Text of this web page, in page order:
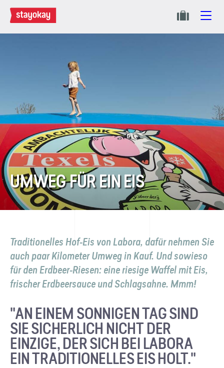
UMWEG FÜR EIN EIS
Traditionelles Hof-Eis von Labora, dafür nehmen Sie
auch paar Kilometer Umweg in Kauf. Und sowieso
für den Erdbeer-Riesen: eine riesige Waffel mit Eis,
frischer Erdbeersauce und Schlagsahne. Mmm!
"AN EINEM SONNIGEN TAG SIND
SIE SICHERLICH NICHT DER
EINZIGE, DER SICH BEI LABORA
EIN TRADITIONELLES EIS HOLT."